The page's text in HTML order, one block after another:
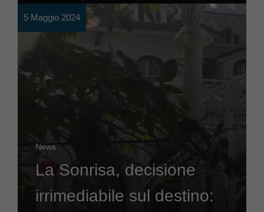
5 Maggio 2024
News
La Sonrisa, decisione
irrimediabile sul destino: